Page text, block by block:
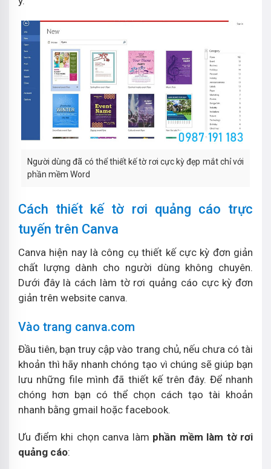
Người dùng đã có thể thiết kế tờ rơi cực kỳ đẹp mắt chỉ với
phần mềm Word
Cách thiết kế tờ rơi quảng cáo trực
tuyến trên Canva
Canva hiện nay là công cụ thiết kế cực kỳ đơn giản
chất lượng dành cho người dùng không chuyên.
Dưới đây là cách làm tờ rơi quảng cáo cực kỳ đơn
giản trên website canva.
Vào trang canva.com
Đầu tiên, bạn truy cập vào trang chủ, nếu chưa có tài
khoản thì hãy nhanh chóng tạo vì chúng sẽ giúp bạn
lưu những file mình đã thiết kế trên đây. Để nhanh
chóng hơn bạn có thể chọn cách tạo tài khoản
nhanh bằng gmail hoặc facebook.
Ưu điểm khi chọn canva làm phần mềm làm tờ rơi
quảng cáo: